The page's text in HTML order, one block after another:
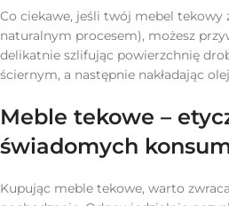
Co ciekawe, jeśli twój mebel tekowy
naturalnym procesem), możesz
delikatnie szlifując powierzchnię
ściernym, a następnie nakładając
Meble tekowe –
świadomych
Kupując meble tekowe, warto